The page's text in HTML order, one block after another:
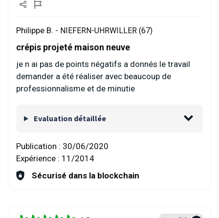
Philippe B. - NIEFERN-UHRWILLER (67)
crépis projeté maison neuve
je n ai pas de points négatifs a donnés le travail
demander a été réaliser avec beaucoup de
professionnalisme et de minutie
Evaluation détaillée
Publication : 30/06/2020
Expérience : 11/2014
Sécurisé dans la blockchain